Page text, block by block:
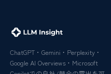
ChatGPT・Gemini・Perplexity・
Google AI Overviews・Microsoft